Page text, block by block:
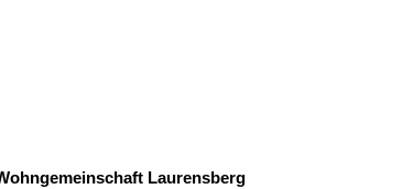
absolvieren.
Laurensberg